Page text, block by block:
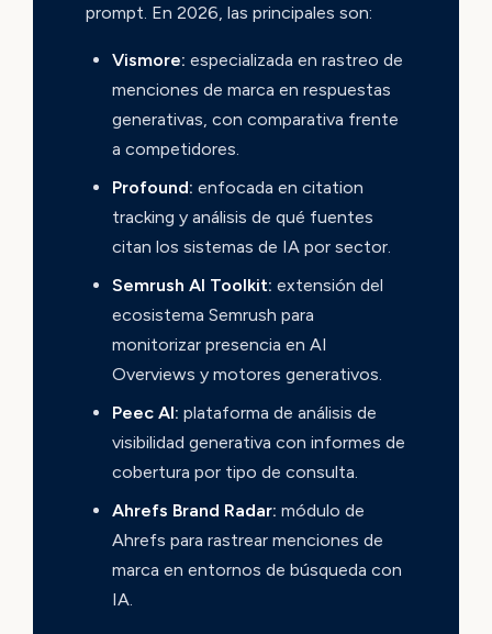
prompt. En 2026, las principales son:
Vismore: especializada en rastreo de
menciones de marca en respuestas
generativas, con comparativa frente
a competidores.
Profound: enfocada en citation
tracking y análisis de qué fuentes
citan los sistemas de IA por sector.
Semrush AI Toolkit: extensión del
ecosistema Semrush para
monitorizar presencia en AI
Overviews y motores generativos.
Peec AI: plataforma de análisis de
visibilidad generativa con informes de
cobertura por tipo de consulta.
Ahrefs Brand Radar: módulo de
Ahrefs para rastrear menciones de
marca en entornos de búsqueda con
IA.